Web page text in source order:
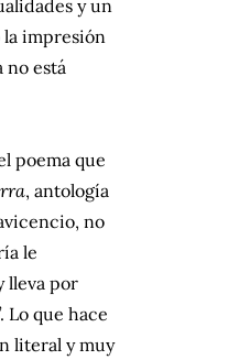
y un
impresión
no está
poema que
, antología
no
le
lleva por
Lo que hace
literal y muy